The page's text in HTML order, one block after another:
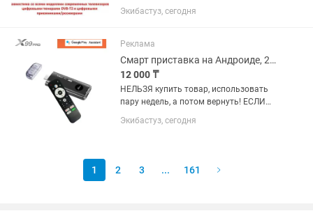
товар исправен, он ваш навсегда.
ТОЛЬКО ЕСЛИ есть дефект, по вине
бесплатный ремонт или...
Экибастуз, сегодня
Реклама
Смарт приставка на Андроиде, 2/16Гб
12 000 ₸
НЕЛЬЗЯ купить товар, использовать
пару недель, а потом вернуть! ЕСЛИ
ТОЛЬКО ЕСЛИ есть дефект, по вине
Экибастуз, сегодня
1 2 3 ... 161